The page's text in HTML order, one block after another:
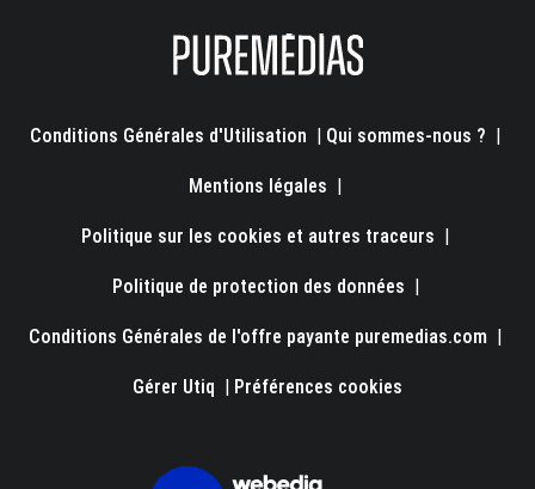
Conditions Générales d'Utilisation | Qui sommes-nous ? |
Mentions légales |
Politique sur les cookies et autres traceurs |
Politique de protection des données |
Conditions Générales de l'offre payante puremedias.com |
Gérer Utiq | Préférences cookies